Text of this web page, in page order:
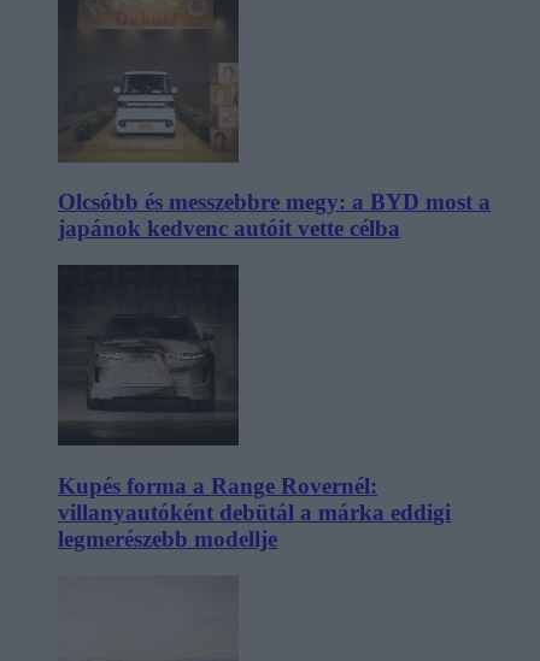
Olcsóbb és messzebbre megy: a BYD most a
japánok kedvenc autóit vette célba
Kupés forma a Range Rovernél:
villanyautóként debütál a márka eddigi
legmerészebb modellje